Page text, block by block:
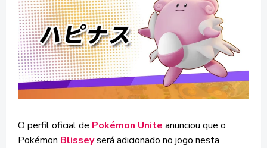
O perfil oficial de Pokémon Unite anunciou que o
Pokémon Blisseyserá adicionado no jogo nesta